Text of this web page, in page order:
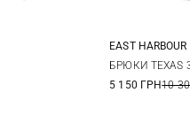
46
EAST HARBOUR
БРЮКИ TEXAS
5 150 ГРН10